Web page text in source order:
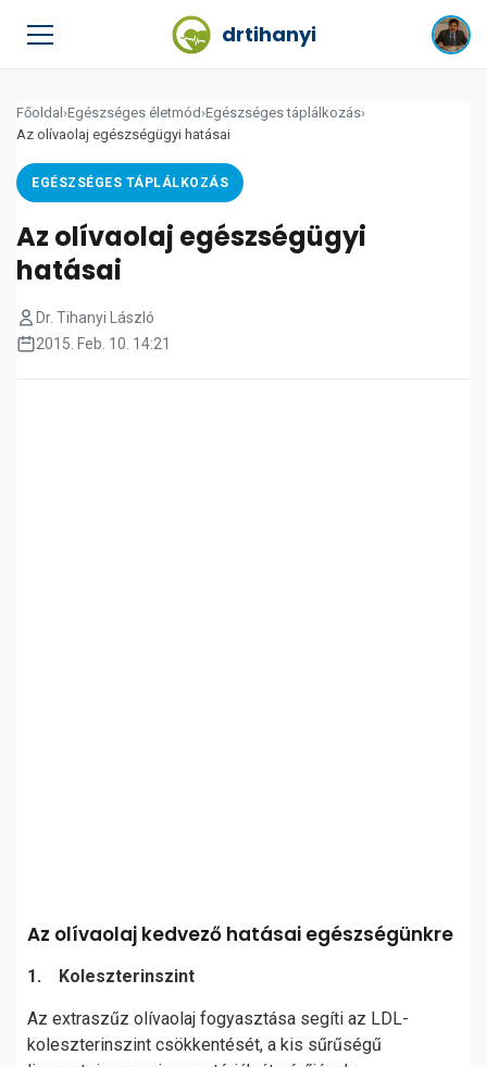
drtihanyi
Főoldal ›Egészséges életmód ›Egészséges táplálkozás›
Az olívaolaj egészségügyi hatásai
EGÉSZSÉGES TÁPLÁLKOZÁS
Az olívaolaj egészségügyi
hatásai
Dr. Tihanyi László
2015. Feb. 10. 14:21
Az olívaolaj kedvező hatásai egészségünkre
1. Koleszterinszint
Az extraszűz olívaolaj fogyasztása segíti az LDL-
koleszterinszint csökkentését, a kis sűrűségű